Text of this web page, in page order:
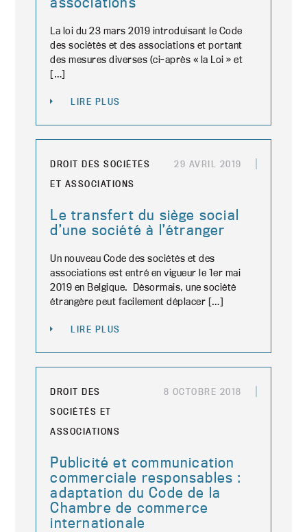
La loi du 23 mars 2019 introduisant le Code
des sociétés et des associations et portant
des mesures diverses (ci-après « la Loi » et
[…]
LIRE PLUS
DROIT DES SOCIÉTÉS
ET ASSOCIATIONS
29 AVRIL 2019
Le transfert du siège social
d’une société à l’étranger
Un nouveau Code des sociétés et des
associations est entré en vigueur le 1er mai
2019 en Belgique. Désormais, une société
étrangère peut facilement déplacer […]
LIRE PLUS
DROIT DES
SOCIÉTÉS ET
ASSOCIATIONS
8 OCTOBRE 2018
Publicité et communication
commerciale responsables :
adaptation du Code de la
Chambre de commerce
internationale